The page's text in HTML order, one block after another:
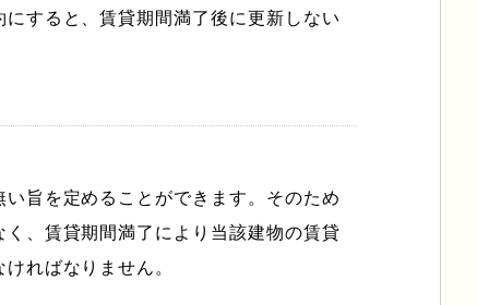
すると、賃貸期間満了後に更新しない
旨を定めることができます。そのため
、賃貸期間満了により当該建物の賃貸
ればなりません。